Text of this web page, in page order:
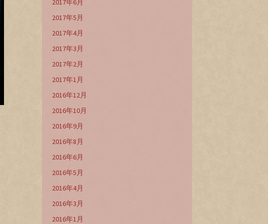
2017年6月
2017年5月
2017年4月
2017年3月
2017年2月
2017年1月
2016年12月
2016年10月
2016年9月
2016年8月
2016年6月
2016年5月
2016年4月
2016年3月
2016年1月